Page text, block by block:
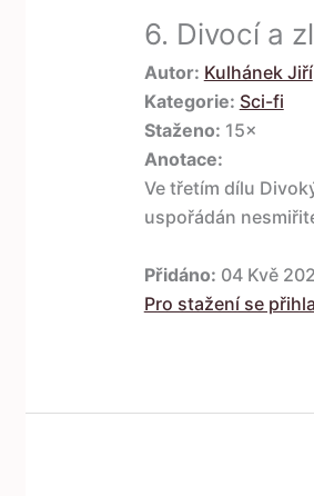
6. Divocí a
Autor: Kulhánek Jiří
Kategorie: Sci-fi
Staženo: 15×
Anotace:
Ve třetím dílu
uspořádán
Přidáno: 04 Kvě
Pro stažení se